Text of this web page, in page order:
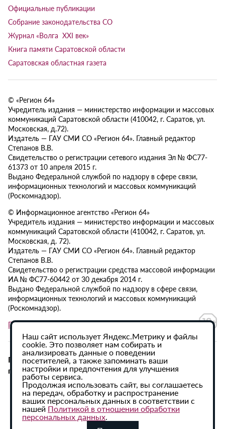
Официальные публикации
Собрание законодательства СО
Журнал «Волга XXI век»
Книга памяти Саратовской области
Саратовская областная газета
© «Регион 64»
Учредитель издания — министерство информации и массовых
коммуникаций Саратовской области (410042, г. Саратов, ул.
Московская, д.72).
Издатель — ГАУ СМИ СО «Регион 64». Главный редактор
Степанов В.В.
Свидетельство о регистрации сетевого издания Эл № ФС77-
61373 от 10 апреля 2015 г.
Выдано Федеральной службой по надзору в сфере связи,
информационных технологий и массовых коммуникаций
(Роскомнадзор).
© Информационное агентство «Регион 64»
Учредитель издания — министерство информации и массовых
коммуникаций Саратовской области (410042, г. Саратов, ул.
Московская, д. 72).
Издатель — ГАУ СМИ СО «Регион 64». Главный редактор
Степанов В.В.
Свидетельство о регистрации средства массовой информации
ИА № ФС77-60442 от 30 декабря 2014 г.
Выдано Федеральной службой по надзору в сфере связи,
информационных технологий и массовых коммуникаций
(Роскомнадзор).
Политика в отношении обработки персональных данных
При использовании материалов сайта активная
гиперссылка на ИА «Регион 64» обязательна.
Наш сайт использует Яндекс.Метрику и файлы
cookie. Это позволяет нам собирать и
анализировать данные о поведении
посетителей, а также запоминать ваши
настройки и предпочтения для улучшения
работы сервиса.
Продолжая использовать сайт, вы соглашаетесь
на передач, обработку и распространение
ваших персональных данных в соответствии с
нашей Политикой в отношении обработки
персональных данных.